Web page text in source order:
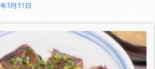


次へ
3月31日